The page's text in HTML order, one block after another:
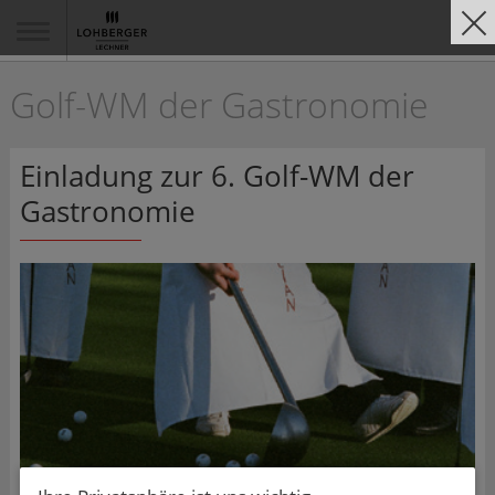
Golf-WM der Gastronomie
Einladung zur 6. Golf-WM der
Gastronomie